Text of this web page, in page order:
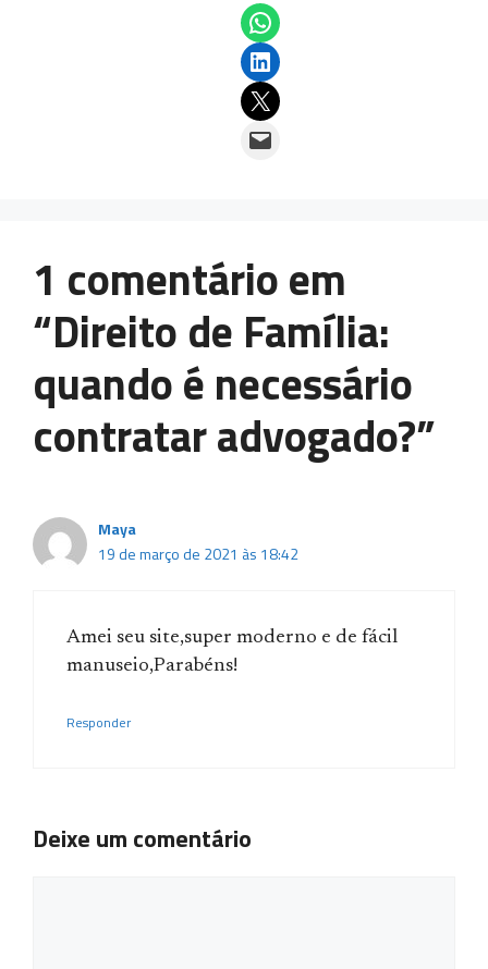
Share on WhatsApp
Share on LinkedIn
Email this Page
Email this Page
1 comentário em
“Direito de Família:
quando é necessário
contratar advogado?”
Maya
19 de março de 2021 às 18:42
Amei seu site,super moderno e de fácil
manuseio,Parabéns!
Responder
Deixe um comentário